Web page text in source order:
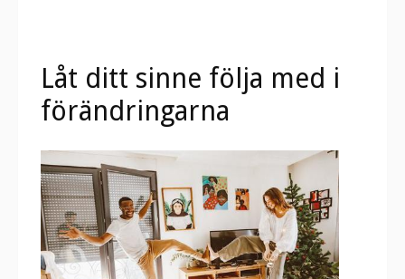
Låt ditt sinne följa med i
förändringarna